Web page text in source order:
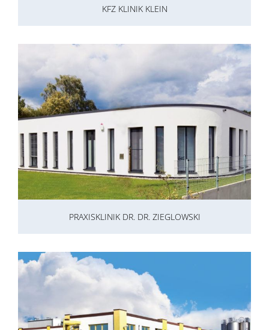
KFZ KLINIK KLEIN
PRAXISKLINIK DR. DR. ZIEGLOWSKI